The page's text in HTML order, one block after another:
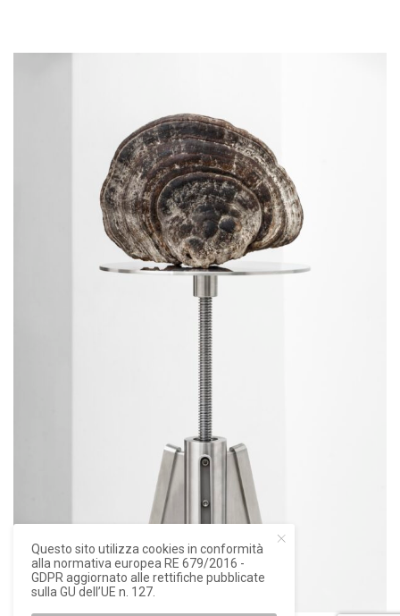
Questo sito utilizza cookies in conformità
alla normativa europea RE 679/2016 -
GDPR aggiornato alle rettifiche pubblicate
sulla GU dell’UE n. 127.